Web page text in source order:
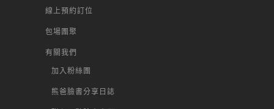
線上預約訂位
包場團聚
有關我們
加入粉絲團
熊爸臉書分享日誌